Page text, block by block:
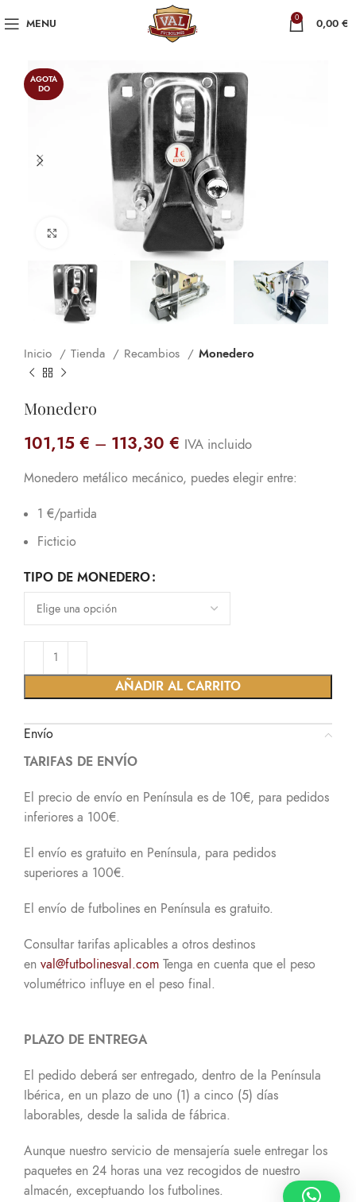
MENU 0 0,00 €
AGOTA
DO
Click to enlarge
Inicio Tienda Recambios Monedero
Monedero
101,15 € – 113,30 € IVA incluido
Monedero metálico mecánico, puedes elegir entre:
1 €/partida
Ficticio
TIPO DE MONEDERO
AÑADIR AL CARRITO
Envío
TARIFAS DE ENVÍO
El precio de envío en Península es de 10€, para pedidos
inferiores a 100€.
El envío es gratuito en Península, para pedidos
superiores a 100€.
El envío de futbolines en Península es gratuito.
Consultar tarifas aplicables a otros destinos
en val@futbolinesval.com Tenga en cuenta que el peso
volumétrico influye en el peso final.
PLAZO DE ENTREGA
El pedido deberá ser entregado, dentro de la Península
Ibérica, en un plazo de uno (1) a cinco (5) días
laborables, desde la salida de fábrica.
Aunque nuestro servicio de mensajería suele entregar los
paquetes en 24 horas una vez recogidos de nuestro
almacén, exceptuando los futbolines.